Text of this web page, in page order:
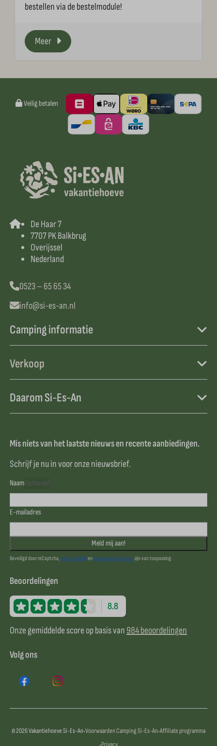
bestellen via de bestelmodule!
Meer
Veilig betalen
De Haar 7
7707 PK Balkbrug
Overijssel
Nederland
0523 – 65 65 34
info@si-es-an.nl
Camping informatie
Verkoop
Daarom Si-Es-An
Mis niets van het laatste nieuws en recente aanbiedingen.
Schrijf je nu in voor onze nieuwsbrief.
NaamOptioneel
E-mailadres
Meld mij aan!
Beveiligd door reCaptcha,privacybeleidenservicevoorwaardenzijn van toepassing.
Beoordelingen
8.8
Onze gemiddelde score op basis van 984 beoordelingen
Volg ons
© 2026 Vakantiehoeve Si-Es-An·Voorwaarden Camping Si-Es-An·Affiliate programma
Privacy